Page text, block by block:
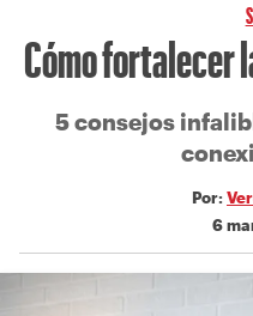
Cómo fortalecer
5 consejos
Por:
6